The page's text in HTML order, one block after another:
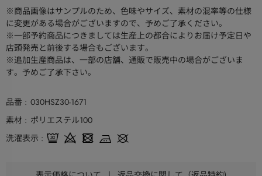
※商品画像はサンプルのため、色味やサイズ、素材の混率等の仕様
に変更がある場合がございますので、予めご了承ください。
※一部予約商品につきましては生産上の都合によりお届け予定日や
店頭発売と前後する場合もございます。
※追加生産商品は、一部の店舗、通販で販売中の場合がございま
す。予めご了承下さい。
品番
030HSZ30-1671
素材
ポリエステル100
洗濯表示